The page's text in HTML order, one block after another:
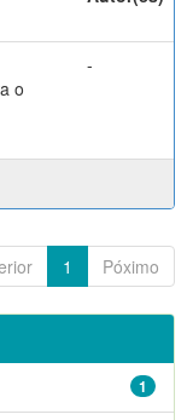
o
-
1 Póximo
1